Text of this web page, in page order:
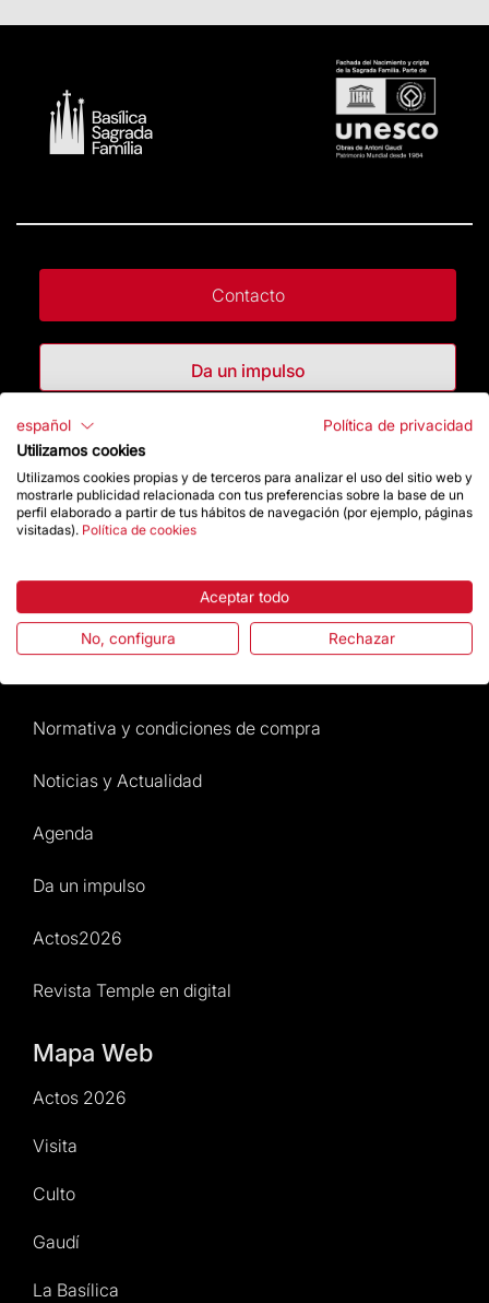
Contacto
Da un impulso
Destacados
Preguntas frecuentes
Normativa y condiciones de compra
Noticias y Actualidad
Agenda
Da un impulso
Actos2026
Revista Temple en digital
Mapa Web
Actos 2026
Visita
Culto
Gaudí
La Basílica
español
Política de privacidad
Utilizamos cookies
Utilizamos cookies propias y de terceros para analizar el uso del sitio web y
mostrarle publicidad relacionada con tus preferencias sobre la base de un
perfil elaborado a partir de tus hábitos de navegación (por ejemplo, páginas
visitadas). Política de cookies
Aceptar todo
No, configura Rechazar